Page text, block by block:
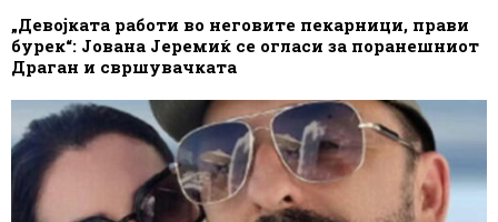
„Девојката работи во неговите пекарници, прави
бурек“: Јована Јеремиќ се огласи за поранешниот
Драган и свршувачката